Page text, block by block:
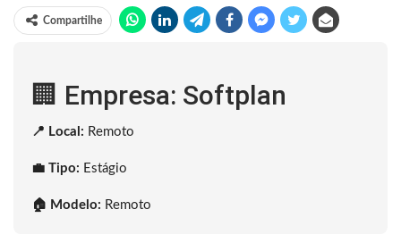
Compartilhe
🏢 Empresa: Softplan
📍 Local: Remoto
💼 Tipo: Estágio
🏠 Modelo: Remoto